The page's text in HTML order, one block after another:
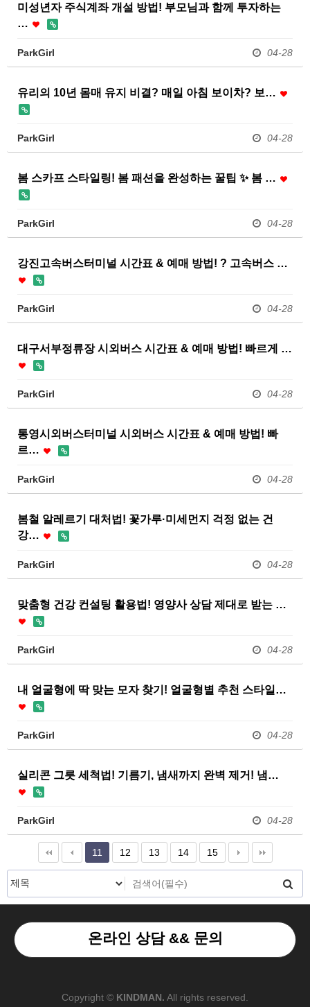
미성년자 주식계좌 개설 방법! 부모님과 함께 투자하는
…
ParkGirl 04-28
유리의 10년 몸매 유지 비결? 매일 아침 보이차? 보…
ParkGirl 04-28
봄 스카프 스타일링! 봄 패션을 완성하는 꿀팁 ✨ 봄 …
ParkGirl 04-28
강진고속버스터미널 시간표 & 예매 방법! ? 고속버스 …
ParkGirl 04-28
대구서부정류장 시외버스 시간표 & 예매 방법! 빠르게 …
ParkGirl 04-28
통영시외버스터미널 시외버스 시간표 & 예매 방법! 빠
르…
ParkGirl 04-28
봄철 알레르기 대처법! 꽃가루·미세먼지 걱정 없는 건
강…
ParkGirl 04-28
맞춤형 건강 컨설팅 활용법! 영양사 상담 제대로 받는 …
ParkGirl 04-28
내 얼굴형에 딱 맞는 모자 찾기! 얼굴형별 추천 스타일…
ParkGirl 04-28
실리콘 그릇 세척법! 기름기, 냄새까지 완벽 제거! 냄…
ParkGirl 04-28
11 12 13 14 15
온라인 상담 && 문의
Copyright © KINDMAN. All rights reserved.